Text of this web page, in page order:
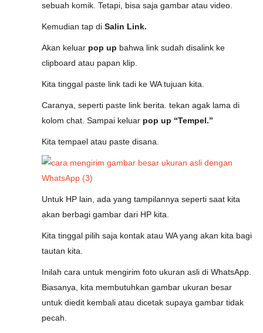
sebuah komik. Tetapi, bisa saja gambar atau video.
Kemudian tap di Salin Link.
Akan keluar pop up bahwa link sudah disalink ke
clipboard atau papan klip.
Kita tinggal paste link tadi ke WA tujuan kita.
Caranya, seperti paste link berita. tekan agak lama di
kolom chat. Sampai keluar pop up “Tempel.”
Kita tempael atau paste disana.
Untuk HP lain, ada yang tampilannya seperti saat kita
akan berbagi gambar dari HP kita.
Kita tinggal pilih saja kontak atau WA yang akan kita bagi
tautan kita.
Inilah cara untuk mengirim foto ukuran asli di WhatsApp.
Biasanya, kita membutuhkan gambar ukuran besar
untuk diedit kembali atau dicetak supaya gambar tidak
pecah.